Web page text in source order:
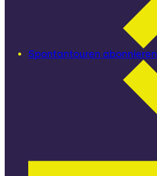
Spontantouren abonnieren